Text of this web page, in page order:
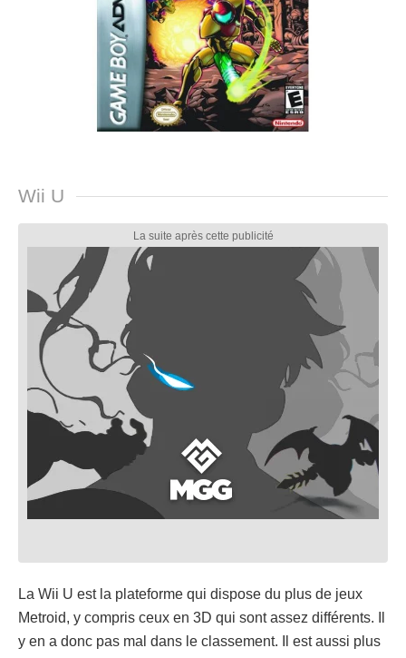
Wii U
La Wii U est la plateforme qui dispose du plus de jeux
Metroid, y compris ceux en 3D qui sont assez différents. Il
y en a donc pas mal dans le classement. Il est aussi plus